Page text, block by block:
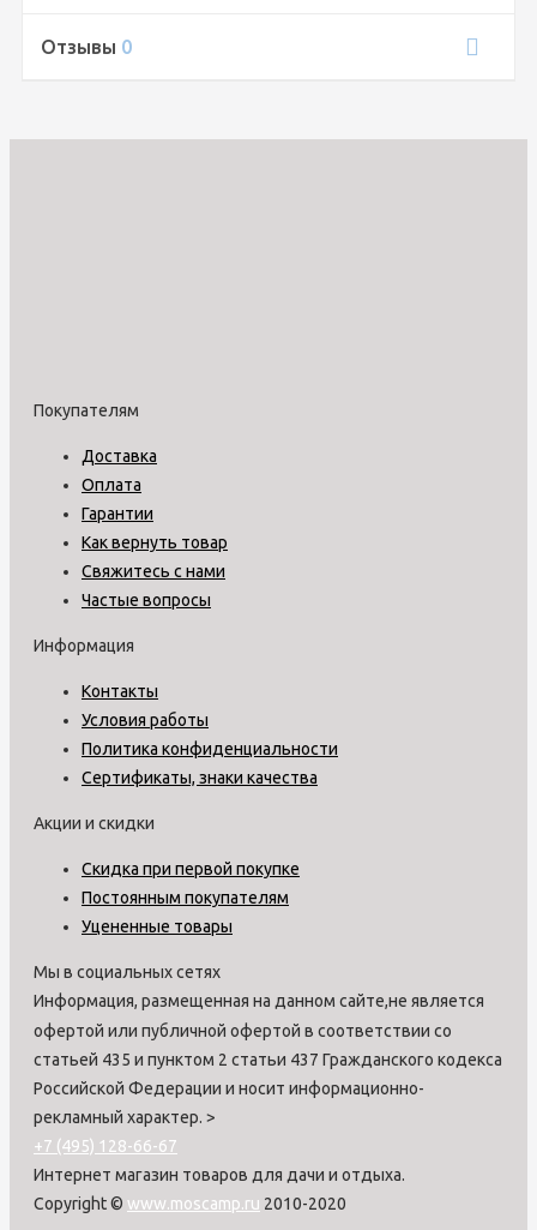
Отзывы 0
Покупателям
Доставка
Оплата
Гарантии
Как вернуть товар
Свяжитесь с нами
Частые вопросы
Информация
Контакты
Условия работы
Политика конфиденциальности
Сертификаты, знаки качества
Акции и скидки
Скидка при первой покупке
Постоянным покупателям
Уцененные товары
Мы в социальных сетях
Информация, размещенная на данном сайте,не является
офертой или публичной офертой в соответствии со
статьей 435 и пунктом 2 статьи 437 Гражданского кодекса
Российской Федерации и носит информационно-
рекламный характер. >
+7 (495) 128-66-67
Интернет магазин товаров для дачи и отдыха.
Copyright © www.moscamp.ru 2010-2020